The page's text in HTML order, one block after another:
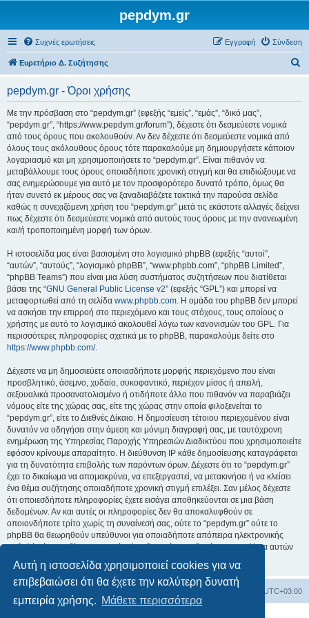
Αυτή η ιστοσελίδα χρησιμοποιεί cookies για να
επιβεβαιώσει ότι θα έχετε την καλύτερη δυνατή
εμπειρία χρήσης. Μάθετε περισσότερα
pepdym.gr
Συχνές ερωτήσεις Σύνδεση
Εγγραφή
Ευρετήριο Δ. Συζήτησης
pepdym.gr - Όροι χρήσης
Με την πρόσβαση στο “pepdym.gr” (εφεξής “εμείς”, “εμάς”, “δικό μας”,
“pepdym.gr”, “https://www.pepdym.gr/forum”), δέχεστε ότι δεσμεύεστε νομικά
από τους όρους που ακολουθούν. Αν δεν δέχεστε ότι δεσμεύεστε νομικά από
όλους τους ακόλουθους όρους τότε παρακαλούμε μη δημιουργήσετε κάποιον
λογαριασμό και μη χρησιμοποιήσετε το “pepdym.gr”. Είναι πιθανόν να
μεταβάλλουμε τους όρους οποιαδήποτε χρονική στιγμή και θα επιδιώξουμε να
σας ενημερώσουμε για αυτό με τον προσφορότερο δυνατό τρόπο, όμως θα
ήταν συνετό εκ μέρους σας να ξαναδιαβάζετε τακτικά την παρούσα σελίδα
καθώς η συνεχιζόμενη χρήση του “pepdym.gr” μετά τις εκάστοτε αλλαγές δείχνει
πως δέχεστε ότι δεσμεύεστε νομικά από αυτούς τους όρους με την ανανεωμένη
και/ή τροποποιημένη μορφή των όρων.
Η ιστοσελίδα μας είναι βασισμένη στο λογισμικό phpBB (εφεξής “αυτοί”,
“αυτών”, “αυτούς”, “λογισμικό phpBB”, “www.phpbb.com”, “phpBB Limited”,
“phpBB Teams”) που είναι μια λύση συστήματος συζητήσεων που διατίθεται
βάσει της “GNU General Public License v2” (εφεξής “GPL”) και μπορεί να
μεταφορτωθεί από τη σελίδα www.phpbb.com. Η ομάδα του phpBB δεν μπορεί
να ασκήσει την επιρροή στο περιεχόμενο και τους στόχους, τους οποίους ο
χρήστης με αυτό το λογισμικό ακολουθεί λόγω των κανονισμών του GPL. Για
περισσότερες πληροφορίες σχετικά με το phpBB, παρακαλούμε δείτε στο
https://www.phpbb.com/.
Δέχεστε να μη δημοσιεύετε οποιασδήποτε μορφής περιεχόμενο που είναι
προσβλητικό, άσεμνο, χυδαίο, συκοφαντικό, περιέχον μίσος ή απειλή,
σεξουαλικά προσανατολισμένο ή οτιδήποτε άλλο που πιθανόν να παραβιάζει
νόμους είτε της χώρας σας, είτε της χώρας στην οποία φιλοξενείται το
“pepdym.gr”, είτε το Διεθνές Δίκαιο. Η δημοσίευση τέτοιου περιεχομένου είναι
δυνατόν να οδηγήσει στην άμεση και μόνιμη διαγραφή σας, με ταυτόχρονη
ενημέρωση της Υπηρεσίας Παροχής Υπηρεσιών Διαδικτύου που χρησιμοποιείτε
εφόσον κρίνουμε απαραίτητο. Η διεύθυνση IP κάθε δημοσίευσης καταγράφεται
για τη δυνατότητα επιβολής των παρόντων όρων. Δέχεστε ότι το “pepdym.gr”
έχει το δικαίωμα να απομακρύνει, να επεξεργαστεί, να μετακινήσει ή να κλείσει
ένα θέμα συζήτησης οποιαδήποτε χρονική στιγμή επιλέξει. Σαν μέλος δέχεστε
ότι οποιεσδήποτε πληροφορίες έχετε εισάγει αποθηκεύονται σε μια βάση
δεδομένων. Αν και αυτές οι πληροφορίες δεν θα αποκαλυφθούν σε
οποιονδήποτε τρίτο χωρίς τη συναίνεσή σας, ούτε το “pepdym.gr” ούτε το
phpBB θα θεωρηθούν υπεύθυνοι για οποιαδήποτε απόπειρα ηλεκτρονικής
εισβολής ή παραβίασης η οποία είναι δυνατόν να οδηγήσει σε απώλεια αυτών
των δεδομένων.
UTC+03:00